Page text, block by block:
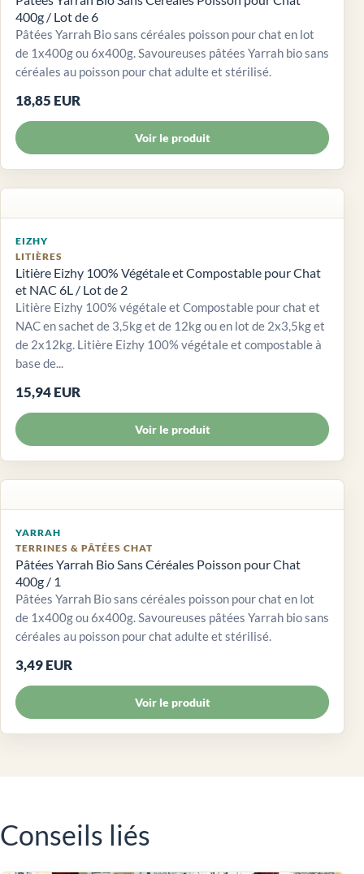
400g / Lot de 6
Pâtées Yarrah Bio sans céréales poisson pour chat en lot
de 1x400g ou 6x400g. Savoureuses pâtées Yarrah bio sans
céréales au poisson pour chat adulte et stérilisé.
18,85 EUR
Voir le produit
EIZHY
LITIÈRES
Litière Eizhy 100% Végétale et Compostable pour Chat
et NAC 6L / Lot de 2
Litière Eizhy 100% végétale et Compostable pour chat et
NAC en sachet de 3,5kg et de 12kg ou en lot de 2x3,5kg et
de 2x12kg. Litière Eizhy 100% végétale et compostable à
base de...
15,94 EUR
Voir le produit
YARRAH
TERRINES & PÂTÉES CHAT
Pâtées Yarrah Bio Sans Céréales Poisson pour Chat
400g / 1
Pâtées Yarrah Bio sans céréales poisson pour chat en lot
de 1x400g ou 6x400g. Savoureuses pâtées Yarrah bio sans
céréales au poisson pour chat adulte et stérilisé.
3,49 EUR
Voir le produit
Conseils liés